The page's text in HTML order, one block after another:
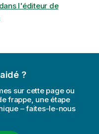
l'éditeur de
?
sur cette page ou
frappe, une étape
– faites-le-nous